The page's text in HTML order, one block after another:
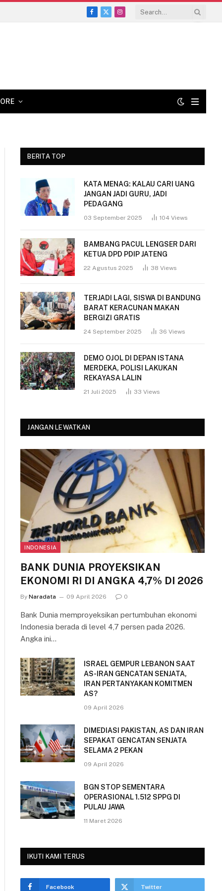
Facebook
X
Instagram
BERITA TOP
KATA MENAG: KALAU CARI UANG
JANGAN JADI GURU, JADI
PEDAGANG
03 September 2025 104Views
BAMBANG PACUL LENGSER DARI
KETUA DPD PDIP JATENG
22 Agustus 2025 38Views
TERJADI LAGI, SISWA DI BANDUNG
BARAT KERACUNAN MAKAN
BERGIZI GRATIS
24 September 2025 36Views
DEMO OJOL DI DEPAN ISTANA
MERDEKA, POLISI LAKUKAN
REKAYASA LALIN
21 Juli 2025 33Views
JANGAN LEWATKAN
INDONESIA
BANK DUNIA PROYEKSIKAN
EKONOMI RI DI ANGKA 4,7% DI 2026
By Naradata 09 April 2026 0
Bank Dunia memproyeksikan pertumbuhan ekonomi
Indonesia berada di level 4,7 persen pada 2026.
Angka ini…
ISRAEL GEMPUR LEBANON SAAT
AS-IRAN GENCATAN SENJATA,
IRAN PERTANYAKAN KOMITMEN
AS?
09 April 2026
DIMEDIASI PAKISTAN, AS DAN IRAN
SEPAKAT GENCATAN SENJATA
SELAMA 2 PEKAN
09 April 2026
BGN STOP SEMENTARA
OPERASIONAL 1.512 SPPG DI
PULAU JAWA
11 Maret 2026
IKUTI KAMI TERUS
Facebook Twitter